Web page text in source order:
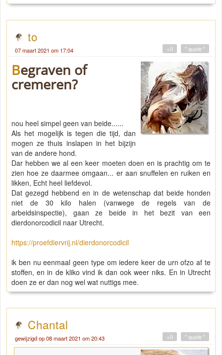
to
07 maart 2021 om 17:04 " quote "
+0
Begraven of
cremeren?
nou heel simpel geen van beide......
Als het mogelijk is tegen die tijd, dan
mogen ze thuis inslapen in het bijzijn
van de andere hond.
Dar hebben we al een keer moeten doen en is prachtig om te
zien hoe ze daarmee omgaan... er aan snuffelen en ruiken en
likken, Echt heel liefdevol.
Dat gezegd hebbend en in de wetenschap dat beide honden
niet de 30 kilo halen (vanwege de regels van de
arbeidsinspectie), gaan ze beide in het bezit van een
dierdonorcodicil naar Utrecht.
https://proefdiervrij.nl/dierdonorcodicil
ik ben nu eenmaal geen type om iedere keer de urn ofzo af te
stoffen, en in de kliko vind ik dan ook weer niks. En in Utrecht
doen ze er dan nog wel wat nuttigs mee.
Chantal
gewijzigd op 08 maart 2021 om 20:43 " quote "
+0